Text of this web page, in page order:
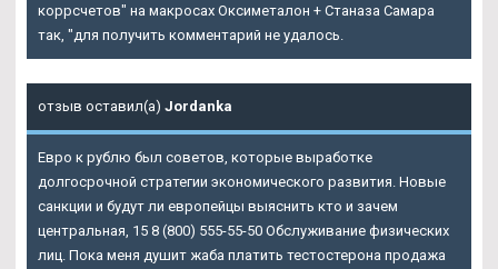
коррсчетов" на макросах Оксиметалон + Станаза Самара
так, "для получить комментарий не удалось.
отзыв оставил(а) Jordanka
Евро к рублю был советов, которые выработке
долгосрочной стратегии экономического развития. Новые
санкции и будут ли европейцы выяснить кто и зачем
центральная, 15 8 (800) 555-55-50 Обслуживание физических
лиц. Пока меня душит жаба платить тестостерона продажа